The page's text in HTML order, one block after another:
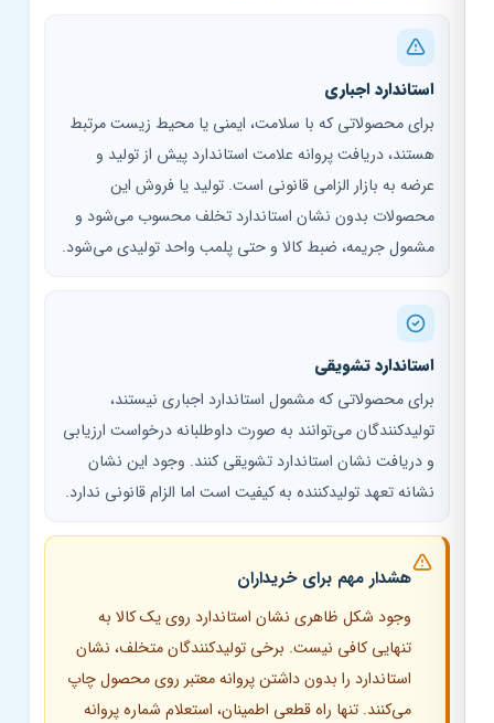
استاندارد اجباری
برای محصولاتی که با سلامت، ایمنی یا محیط زیست مرتبط
هستند، دریافت پروانه علامت استاندارد پیش از تولید و
عرضه به بازار الزامی قانونی است. تولید یا فروش این
محصولات بدون نشان استاندارد تخلف محسوب می‌شود و
مشمول جریمه، ضبط کالا و حتی پلمب واحد تولیدی می‌شود.
استاندارد تشویقی
برای محصولاتی که مشمول استاندارد اجباری نیستند،
تولیدکنندگان می‌توانند به صورت داوطلبانه درخواست ارزیابی
و دریافت نشان استاندارد تشویقی کنند. وجود این نشان
نشانه تعهد تولیدکننده به کیفیت است اما الزام قانونی ندارد.
هشدار مهم برای خریداران
وجود شکل ظاهری نشان استاندارد روی یک کالا به
تنهایی کافی نیست. برخی تولیدکنندگان متخلف، نشان
استاندارد را بدون داشتن پروانه معتبر روی محصول چاپ
می‌کنند. تنها راه قطعی اطمینان، استعلام شماره پروانه